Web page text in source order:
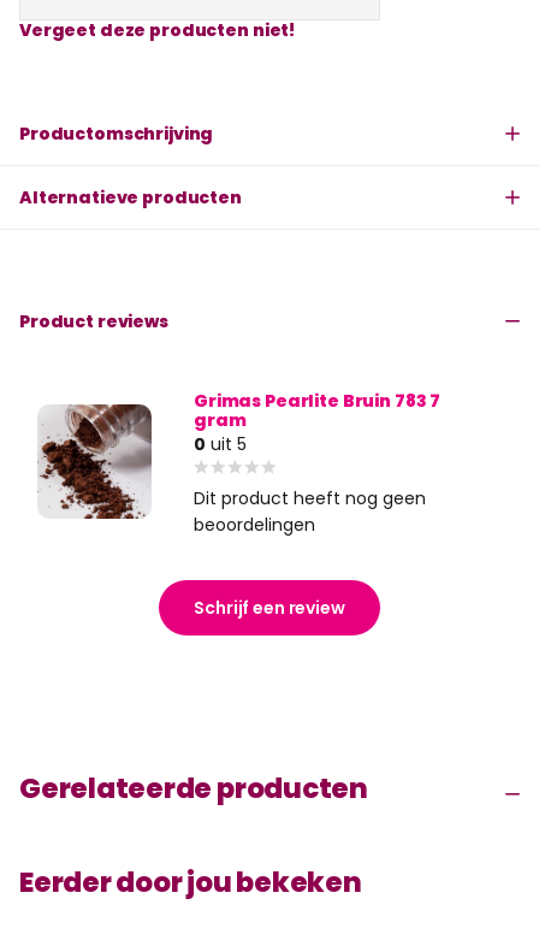
Vergeet deze producten niet!
Productomschrijving
Alternatieve producten
Product reviews
Grimas Pearlite Bruin 783 7
gram
0 uit 5
Dit product heeft nog geen
beoordelingen
Schrijf een review
Gerelateerde producten
Eerder door jou bekeken